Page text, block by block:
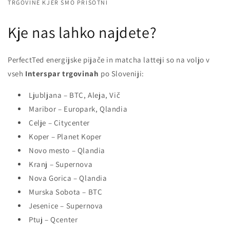
TRGOVINE KJER SMO PRISOTNI
Kje nas lahko najdete?
PerfectTed energijske pijače in matcha latteji so na voljo v
vseh Interspar trgovinah po Sloveniji:
Ljubljana – BTC, Aleja, Vič
Maribor – Europark, Qlandia
Celje – Citycenter
Koper – Planet Koper
Novo mesto – Qlandia
Kranj – Supernova
Nova Gorica – Qlandia
Murska Sobota – BTC
Jesenice – Supernova
Ptuj – Qcenter